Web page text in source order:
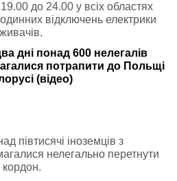
до 24.00 у всіх областях
відключень електрики
дні понад 600 нелегалів
потрапити до Польщі
(відео)
півтисячі іноземців з
нелегально перетнути
кордон.